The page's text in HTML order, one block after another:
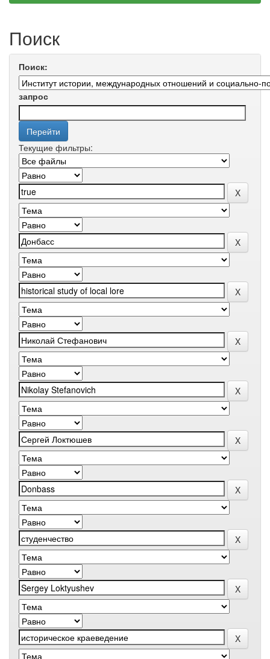
Поиск
Поиск:
запрос
Текущие фильтры: